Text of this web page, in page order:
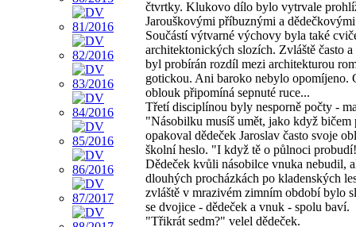
čtvrtky. Klukovo dílo bylo vytrvale
Jarouškovými příbuznými a
Součástí výtvarné výchovy byla také
architektonických slozích. Zvláště často
byl probírán rozdíl mezi architekturou
gotickou. Ani baroko nebylo opomíjeno.
oblouk připomíná sepnuté ruce...
Třetí disciplínou byly nesporně počty -
"Násobilku musíš umět, jako když bičem
opakoval dědeček Jaroslav často svoje
školní heslo. "I když tě o půlnoci
Dědeček kvůli násobilce vnuka nebudil,
dlouhých procházkách po kladenských
zvláště v mrazivém zimním období bylo
se dvojice - dědeček a vnuk - spolu baví.
"Třikrát sedm?" velel dědeček.